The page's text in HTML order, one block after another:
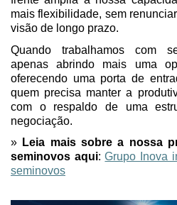
mais flexibilidade, sem
visão de longo prazo.
Quando trabalhamos com
apenas abrindo mais uma
oferecendo uma porta de
quem precisa manter a
com o respaldo de uma
negociação.
» Leia mais sobre a nossa
seminovos aqui:Grupo Inova
seminovos